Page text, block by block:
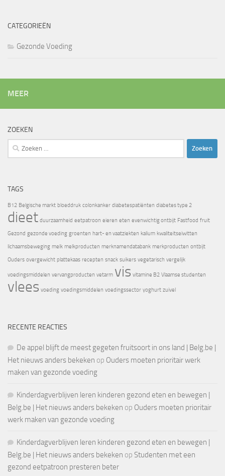
CATEGORIEËN
Gezonde Voeding
MEER
ZOEKEN
Zoeken
naar:
TAGS
B12 Belgische markt bloeddruk colonkanker diabetespatiënten diabetes type 2
dieet duurzaamheid eetpatroon eieren eten evenwichtig ontbijt Fastfood fruit
Gezond gezonde voeding groenten hart- en vaatziekten kalium kwaliteitseiwitten
lichaamsbeweging melk melkproducten merknamendatabank merkproducten ontbijt
Ouders overgewicht plattekaas recepten snack suikers vegetarisch vergelijk
voedingsmiddelen vervangproducten vetarm vis vitamine B2 Vlaamse studenten
vlees voeding voedingsmiddelen voedingssector yoghurt zuivel
RECENTE REACTIES
De appel blijft de meest gegeten fruitsoort in ons land | Belg.be |
Het nieuws anders bekeken op Ouders moeten prioritair werk
maken van gezonde voeding
Kinderdagverblijven leren kinderen gezond eten en bewegen |
Belg.be | Het nieuws anders bekeken op Ouders moeten prioritair
werk maken van gezonde voeding
Kinderdagverblijven leren kinderen gezond eten en bewegen |
Belg.be | Het nieuws anders bekeken op Studenten met een
gezond eetpatroon presteren beter